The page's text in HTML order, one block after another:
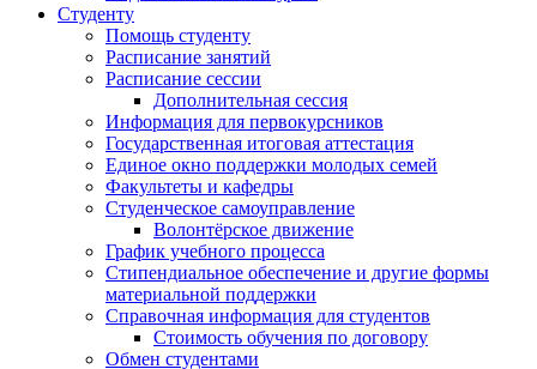
Студенту
Помощь студенту
Расписание занятий
Расписание сессии
Дополнительная сессия
Информация для первокурсников
Государственная итоговая аттестация
Единое окно поддержки молодых семей
Факультеты и кафедры
Студенческое самоуправление
Волонтёрское движение
График учебного процесса
Стипендиальное обеспечение и другие формы
материальной поддержки
Справочная информация для студентов
Cтоимость обучения по договору
Обмен студентами